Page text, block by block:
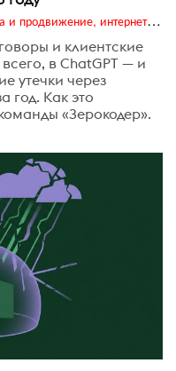
Digital (web-дизайн, интернет-реклама и продвижение, интернет-сообщества и блоги, интернет-коммуникации, мобильный маркетинг, реклама на цифровых экранах)
и клиентские
в ChatGPT — и
утечки через
год. Как это
«Зерокодер».